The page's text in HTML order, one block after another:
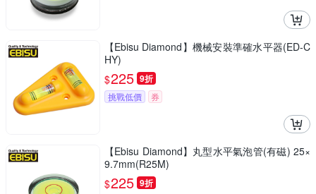
【Ebisu Diamond】機械安裝準確水平器(ED-C
HY)
$225 9折
挑戰低價 券
【Ebisu Diamond】丸型水平氣泡管(有磁) 25×
9.7mm(R25M)
$225 9折